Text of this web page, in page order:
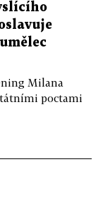
Milana
poctami